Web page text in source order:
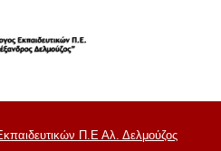
Π.Ε Αλ. Δελμούζος